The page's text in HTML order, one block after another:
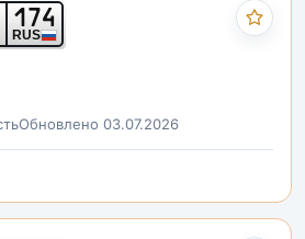
174
RUS
Обновлено 03.07.2026